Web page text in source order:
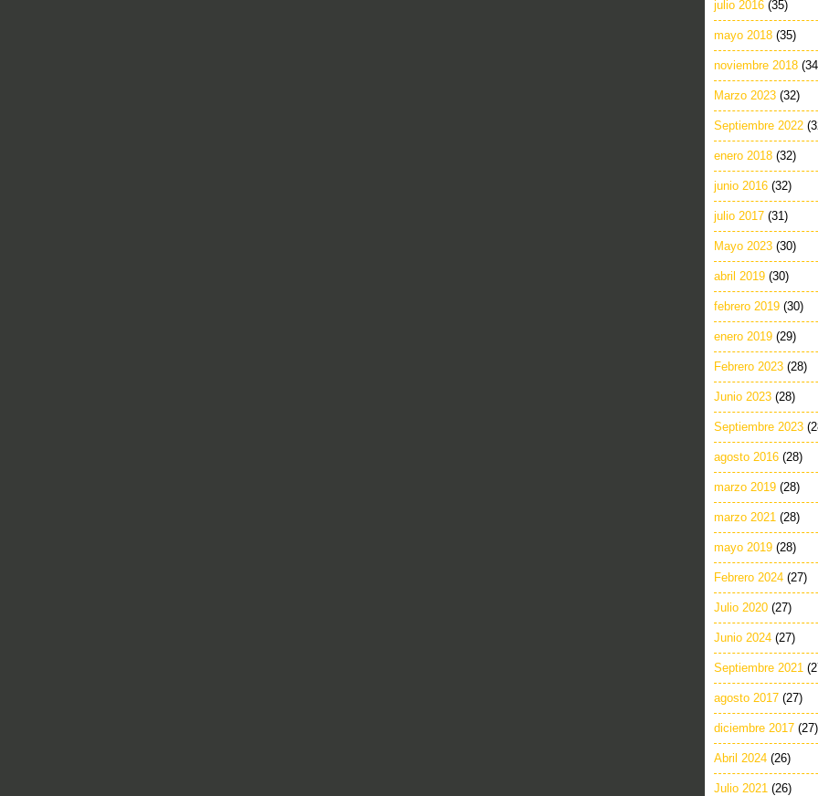
julio 2016 (35)
mayo 2018 (35)
noviembre 2018
Marzo 2023 (32)
Septiembre 2022
enero 2018 (32)
junio 2016 (32)
julio 2017 (31)
Mayo 2023 (30)
abril 2019 (30)
febrero 2019 (30)
enero 2019 (29)
Febrero 2023 (28)
Junio 2023 (28)
Septiembre 2023
agosto 2016 (28)
marzo 2019 (28)
marzo 2021 (28)
mayo 2019 (28)
Febrero 2024 (27)
Julio 2020 (27)
Junio 2024 (27)
Septiembre 2021
agosto 2017 (27)
diciembre 2017 (27)
Abril 2024 (26)
Julio 2021 (26)